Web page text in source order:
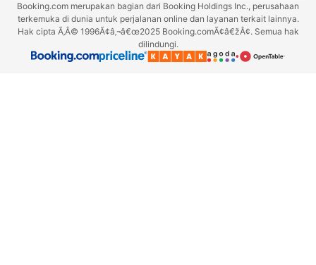
Booking.com merupakan bagian dari Booking Holdings Inc., perusahaan
terkemuka di dunia untuk perjalanan online dan layanan terkait lainnya.
Hak cipta Ã‚Â© 1996Ã¢â‚¬â€œ2025 Booking.comÃ¢â€žÂ¢. Semua hak
dilindungi.